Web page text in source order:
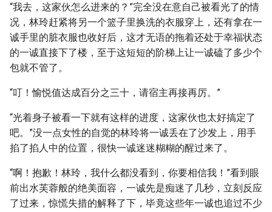
“我去，这家伙怎么进来的？”完全没在意自己被看光了的情
况，林玲赶紧将另一个篮子里换洗的衣服穿上，还有拿在一
诚手里的脏衣服也收好后，这才无语的拖着还处于幸福状态
的一诚直接下了楼，至于这短短的阶梯上让一诚磕了多少个
包就不管了。
“叮！愉悦值达成百分之三十，请宿主再接再厉。”
“光着身子被看一下就有这样的进度，这家伙也太好搞定了
吧。”没一点女性的自觉的林玲将一诚丢在了沙发上，用手
掐了掐人中的位置，很快一诚迷迷糊糊的醒过来了。
“啊！抱歉！林玲，我什么都没看到，你要相信我！”看到眼
前出水芙蓉般的绝美面容，一诚先是痴迷了几秒，立刻反应
了过来，惊慌失措的解释了下，毕竟这些年一诚也追过不少